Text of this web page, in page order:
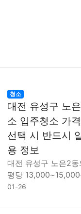
청소
대전 유성구 노
소 입주청소 가
선택 시 반드시
용 정보
대전 유성구 노은2
평당
01-26